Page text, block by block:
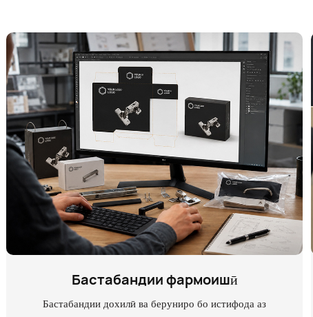
Бастабандии фармоишӣ
Бастабандии дохилӣ ва беруниро бо истифода аз